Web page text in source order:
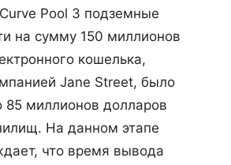
Pool 3 подземные
на сумму 150 миллионов
кошелька,
Jane Street, было
85 миллионов долларов
На данном этапе
что время вывода